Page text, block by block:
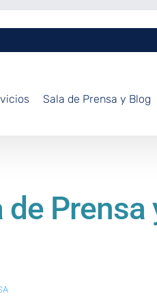
Sala de Prensa y Blog
de Prensa